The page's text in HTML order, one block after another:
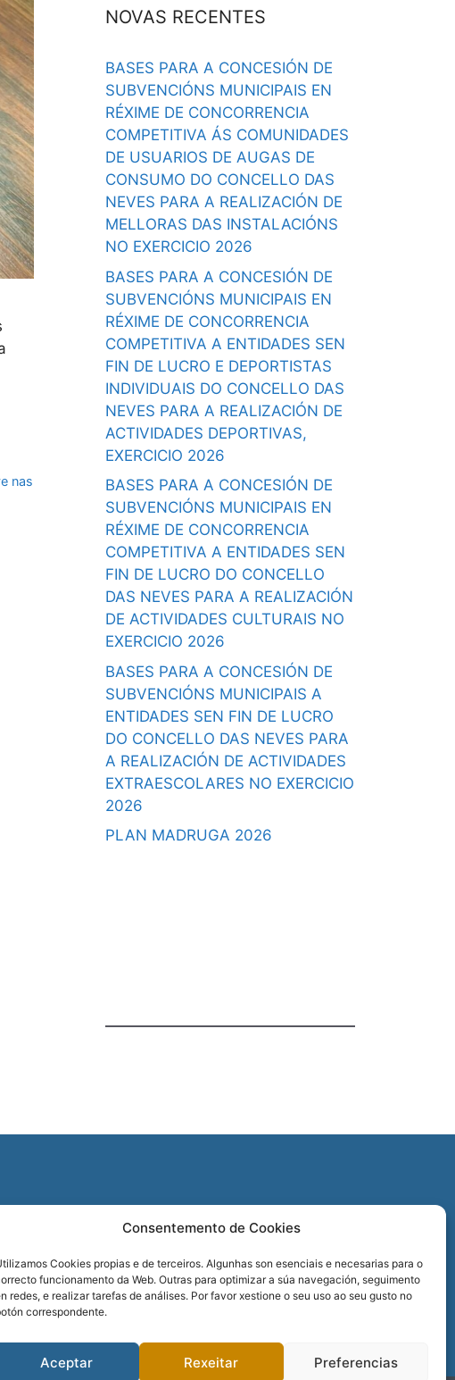
Consentemento de Cookies
Cookies propias e de terceiros. Algunhas son esenciais e necesarias para o
funcionamento da Web. Outras para optimizar a súa navegación, seguimento
redes, e realizar tarefas de análises. Por favor xestione o seu uso ao seu gusto no
correspondente.
Aceptar Rexeitar Preferencias
nas
NOVAS RECENTES
BASES PARA A CONCESIÓN DE
SUBVENCIÓNS MUNICIPAIS EN
RÉXIME DE CONCORRENCIA
COMPETITIVA ÁS COMUNIDADES
DE USUARIOS DE AUGAS DE
CONSUMO DO CONCELLO DAS
NEVES PARA A REALIZACIÓN DE
MELLORAS DAS INSTALACIÓNS
NO EXERCICIO 2026
BASES PARA A CONCESIÓN DE
SUBVENCIÓNS MUNICIPAIS EN
RÉXIME DE CONCORRENCIA
COMPETITIVA A ENTIDADES SEN
FIN DE LUCRO E DEPORTISTAS
INDIVIDUAIS DO CONCELLO DAS
NEVES PARA A REALIZACIÓN DE
ACTIVIDADES DEPORTIVAS,
EXERCICIO 2026
BASES PARA A CONCESIÓN DE
SUBVENCIÓNS MUNICIPAIS EN
RÉXIME DE CONCORRENCIA
COMPETITIVA A ENTIDADES SEN
FIN DE LUCRO DO CONCELLO
DAS NEVES PARA A REALIZACIÓN
DE ACTIVIDADES CULTURAIS NO
EXERCICIO 2026
BASES PARA A CONCESIÓN DE
SUBVENCIÓNS MUNICIPAIS A
ENTIDADES SEN FIN DE LUCRO
DO CONCELLO DAS NEVES PARA
A REALIZACIÓN DE ACTIVIDADES
EXTRAESCOLARES NO EXERCICIO
2026
PLAN MADRUGA 2026
22
REDES SOCIAIS